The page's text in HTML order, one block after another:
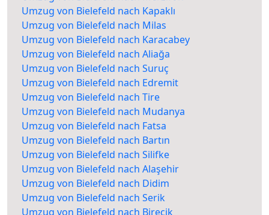
Umzug von Bielefeld nach Kapaklı
Umzug von Bielefeld nach Milas
Umzug von Bielefeld nach Karacabey
Umzug von Bielefeld nach Aliağa
Umzug von Bielefeld nach Suruç
Umzug von Bielefeld nach Edremit
Umzug von Bielefeld nach Tire
Umzug von Bielefeld nach Mudanya
Umzug von Bielefeld nach Fatsa
Umzug von Bielefeld nach Bartın
Umzug von Bielefeld nach Silifke
Umzug von Bielefeld nach Alaşehir
Umzug von Bielefeld nach Didim
Umzug von Bielefeld nach Serik
Umzug von Bielefeld nach Birecik